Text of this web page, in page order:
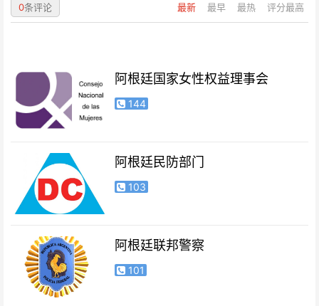
最新 最早 最热 评分最高
0条评论
阿根廷国家女性权益理事会
144
阿根廷民防部门
103
阿根廷联邦警察
101